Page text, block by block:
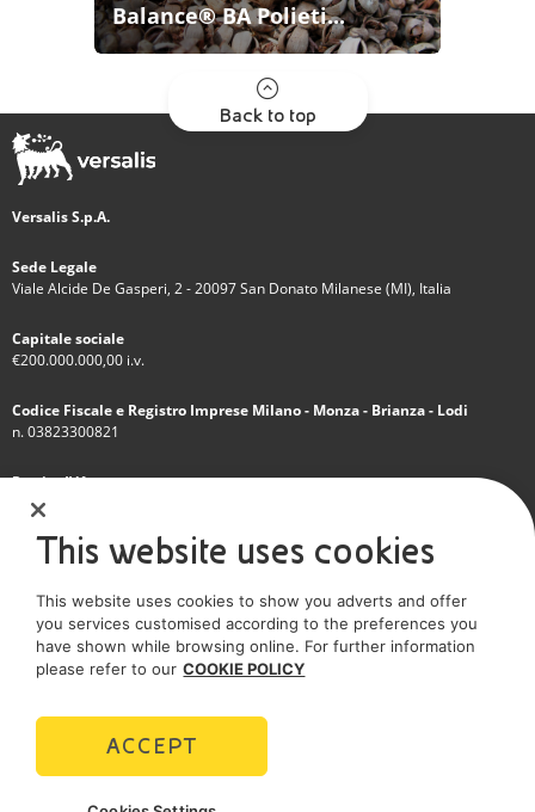
Balance® BA Polieti...
Back to top
Versalis S.p.A.
Sede Legale
Viale Alcide De Gasperi, 2 - 20097 San Donato Milanese (MI), Italia
Capitale sociale
€200.000.000,00 i.v.
Codice Fiscale e Registro Imprese Milano - Monza - Brianza - Lodi
n. 03823300821
Partita IVA
IT 01768800748 - R.E.A. Milano n.1351279
Società soggetta all'attività di direzione e coordinamento dell'Eni S.p.A.
Società con unico socio
SOCIAL MEDIA
POLICIES
This website uses cookies
This website uses cookies to show you adverts and offer
you services customised according to the preferences you
have shown while browsing online. For further information
please refer to our COOKIE POLICY
ACCEPT